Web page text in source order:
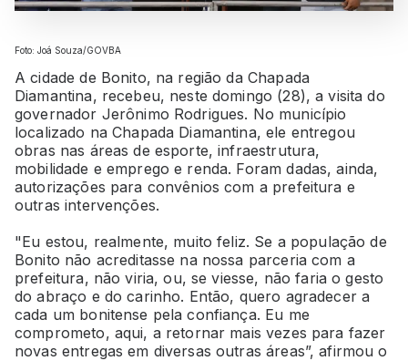
Foto: Joá Souza/GOVBA
A cidade de Bonito, na região da Chapada
Diamantina, recebeu, neste domingo (28), a visita do
governador Jerônimo Rodrigues. No município
localizado na Chapada Diamantina, ele entregou
obras nas áreas de esporte, infraestrutura,
mobilidade e emprego e renda. Foram dadas, ainda,
autorizações para convênios com a prefeitura e
outras intervenções.
"Eu estou, realmente, muito feliz. Se a população de
Bonito não acreditasse na nossa parceria com a
prefeitura, não viria, ou, se viesse, não faria o gesto
do abraço e do carinho. Então, quero agradecer a
cada um bonitense pela confiança. Eu me
comprometo, aqui, a retornar mais vezes para fazer
novas entregas em diversas outras áreas”, afirmou o